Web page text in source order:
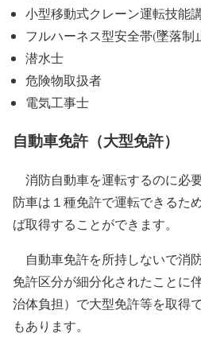
小型移動式クレーン運転技能
フルハーネス型安全帯(墜落制
潜水士
危険物取扱者
電気工事士
自動車免許（大型免許）
消防自動車を運転するのに必
防車は１種免許で運転できるた
ば取得することができます。
自動車免許を所持しないで消
免許区分が細分化されたことに
治体負担）で大型免許等を取得
もあります。